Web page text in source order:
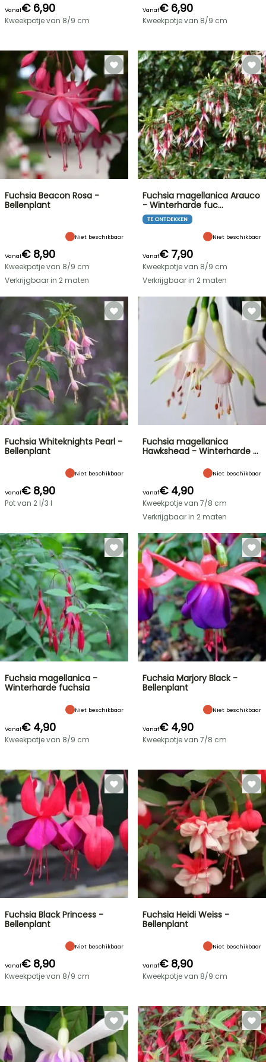
Vanaf€ 6,90
Kweekpotje van 8/9 cm
Vanaf€ 6,90
Kweekpotje van 8/9 cm
Fuchsia Beacon Rosa -
Bellenplant
Niet beschikbaar
Vanaf€ 8,90
Kweekpotje van 8/9 cm
Verkrijgbaar in 2 maten
Fuchsia magellanica Arauco
- Winterharde fuc…
TE ONTDEKKEN
Niet beschikbaar
Vanaf€ 7,90
Kweekpotje van 8/9 cm
Verkrijgbaar in 2 maten
Fuchsia Whiteknights Pearl -
Bellenplant
Niet beschikbaar
Vanaf€ 8,90
Pot van 2 l/3 l
Fuchsia magellanica
Hawkshead - Winterharde …
Niet beschikbaar
Vanaf€ 4,90
Kweekpotje van 7/8 cm
Verkrijgbaar in 2 maten
Fuchsia magellanica -
Winterharde fuchsia
Niet beschikbaar
Vanaf€ 4,90
Kweekpotje van 8/9 cm
Fuchsia Marjory Black -
Bellenplant
Niet beschikbaar
Vanaf€ 4,90
Kweekpotje van 7/8 cm
Fuchsia Black Princess -
Bellenplant
Niet beschikbaar
Vanaf€ 8,90
Kweekpotje van 8/9 cm
Fuchsia Heidi Weiss -
Bellenplant
Niet beschikbaar
Vanaf€ 8,90
Kweekpotje van 8/9 cm